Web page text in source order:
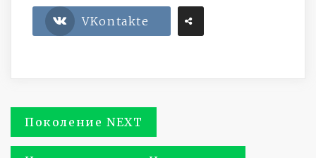
VKontakte
Навигация
Поколение NEXT